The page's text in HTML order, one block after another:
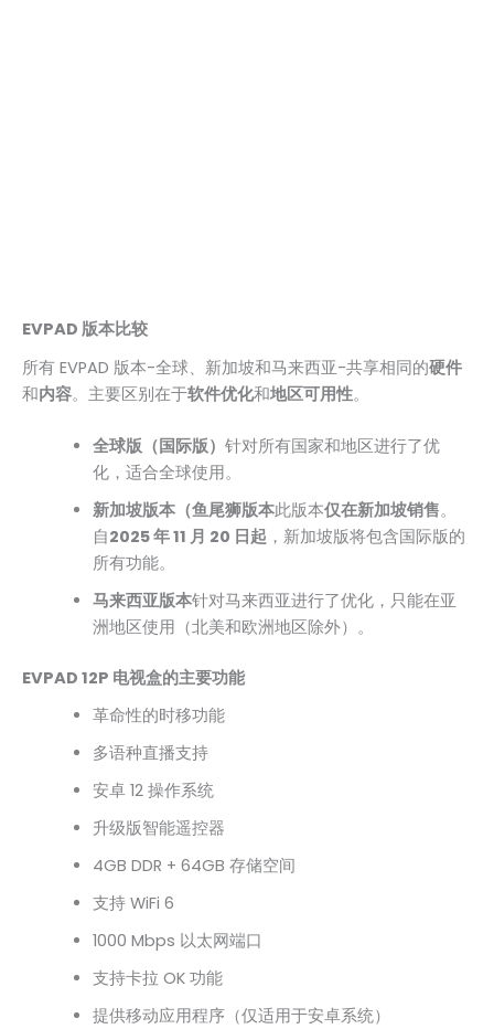
EVPAD 版本比较
所有 EVPAD 版本-全球、新加坡和马来西亚-共享相同的硬件
和内容。主要区别在于软件优化和地区可用性。
全球版（国际版） 针对所有国家和地区进行了优
化，适合全球使用。
新加坡版本（鱼尾狮版本此版本仅在新加坡销售。
自2025 年 11 月 20 日起 ，新加坡版将包含国际版的
所有功能。
马来西亚版本针对马来西亚进行了优化，只能在亚
洲地区使用（北美和欧洲地区除外）。
EVPAD 12P 电视盒的主要功能
革命性的时移功能
多语种直播支持
安卓 12 操作系统
升级版智能遥控器
4GB DDR + 64GB 存储空间
支持 WiFi 6
1000 Mbps 以太网端口
支持卡拉 OK 功能
提供移动应用程序（仅适用于安卓系统）